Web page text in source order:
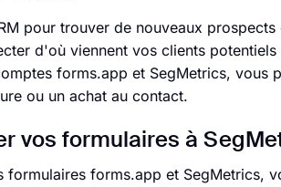
pour trouver de nouveaux
d'où viennent vos clients
forms.app et SegMetrics, vous
ou un achat au contact.
vos formulaires à
formulaires forms.app et SegMetrics,